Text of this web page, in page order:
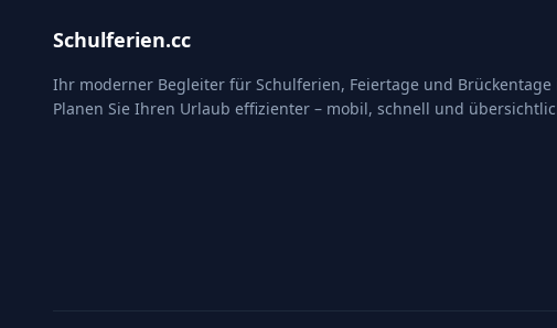
Schulferien.cc
Ihr moderner Begleiter für Schulferien, Feiertage und Brückentage
Planen Sie Ihren Urlaub effizienter – mobil, schnell und